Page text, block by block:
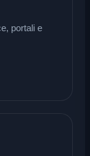
portali e